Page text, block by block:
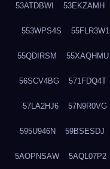
53ATDBWI 53EKZAMH
553WPS4S 55FLR3W1
55QDIRSM 55XAQHMU
56SCV4BG 571FDQ4T
57LA2HJ6 57N9R0VG
595U946N 59BSESDJ
5AOPNSAW 5AQL07P2